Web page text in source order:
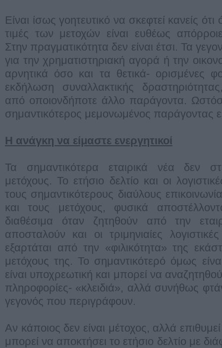
Είναι ίσως γοητευτικό να σκεφτεί κανείς ότι
τιμές των μετοχών είναι ευθέως
Στην πραγματικότητα δεν είναι έτσι. Τα
για την χρηματιστηριακή αγορά ή την
αρνητικά όσο και τα θετικά- ορισμένες
εκδήλωση συναλλακτικής
από οποιονδήποτε άλλο παράγοντα.
σημαντικότερος μεμονωμένος παράγοντας
Η ανάγκη να είμαστε ενεργητικοί
Τα σημαντικότερα εταιρικά νέα δεν
μετόχους. Το ετήσιο δελτίο και οι
τους σημαντικότερους διαύλους
και τους μετόχους, φυσικά
διαθέσιμα όταν ζητηθούν από την
αποσταλούν και οι τριμηνιαίες
εξαρτάται από την «φιλικότητα» της
μετόχους της. Το σημαντικότερό όμως
είναι υποχρεωτική και μπορεί να
πληροφορίες- «κλειδιά», αλλά συνήθως
γεγονός που περιγράφουν.
Αν κάποιος δεν είναι μέτοχος, αλλά
μπορεί να αποκτήσει το ετήσιο δελτίο με